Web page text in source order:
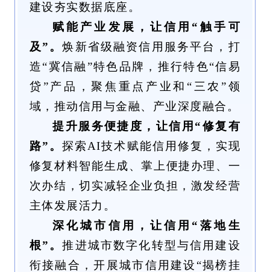
建设夯实数据底座。
赋能产业发展，让信用“触手可
及”。焕新省级融资信用服务平台，打
造“冀信融”特色品牌，推行特色“信易
贷”产品，聚焦重点产业和“三农”领
域，推动信用与金融、产业深度融合。
提升服务便捷度，让信用“修复有
路”。 探索AI技术赋能信用修复，实现
修复材料智能生成、掌上便捷办理、一
次办结，切实减轻企业负担，激发经营
主体发展活力。
深化城市信用，让信用“落地生
根”。推进城市数字化转型与信用建设
衔接融合，开展城市信用建设“揭榜挂